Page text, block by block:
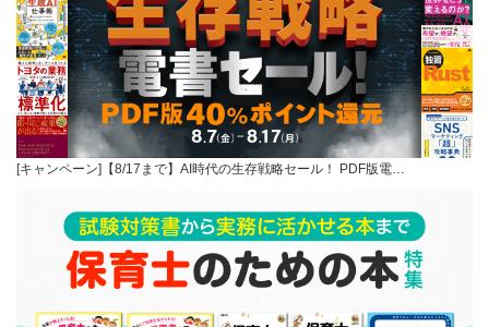
[キャンペーン]【8/17まで】AI時代の生存戦略セール！ PDF版電…